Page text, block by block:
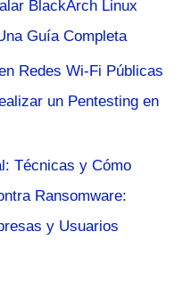
BlackArch Linux
Guía Completa
Redes Wi-Fi Públicas
un Pentesting en
Técnicas y Cómo
Ransomware:
y Usuarios